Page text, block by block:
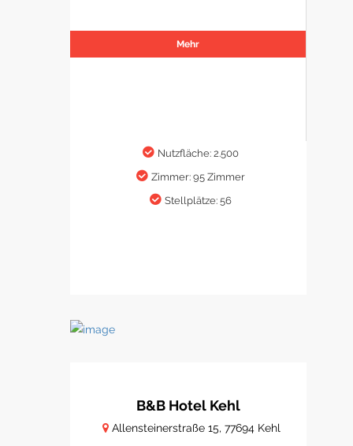
Mehr
Nutzfläche: 2.500
Zimmer: 95 Zimmer
Stellplätze: 56
B&B Hotel Kehl
Allensteinerstraße 15, 77694 Kehl